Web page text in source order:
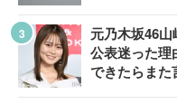
元乃木坂46
公表迷った理
できたらまた